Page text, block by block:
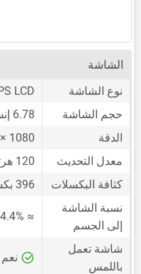
الشاشة
نوع الشاشة
LCD
حجم الشاشة
6.78 إنش
الدقة
1080 × 2460 بكسل
معدل التحديث
120 هرتز
كثافة البكسلات
396 بكسل لكل إنش
نسبة الشاشة
إلى الجسم
≈ 84.4%
شاشة تعمل
باللمس
نعم